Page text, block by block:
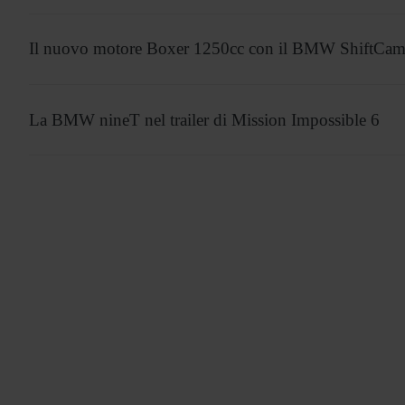
Il nuovo motore Boxer 1250cc con il BMW ShiftCam
La BMW nineT nel trailer di Mission Impossible 6